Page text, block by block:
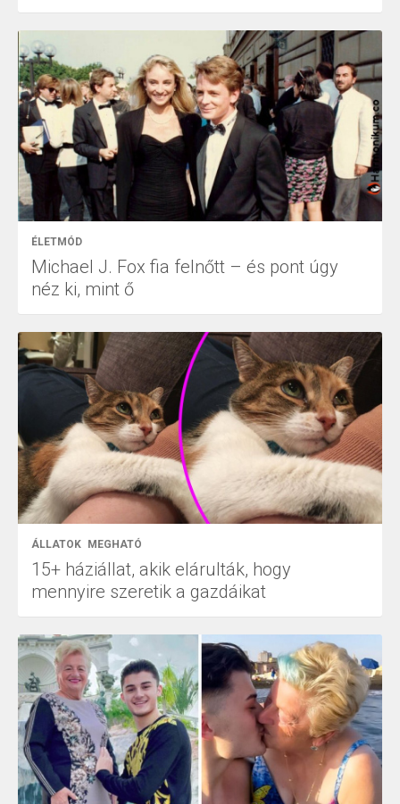
ÉLETMÓD
Michael J. Fox fia felnőtt – és pont úgy
néz ki, mint ő
ÁLLATOK MEGHATÓ
15+ háziállat, akik elárulták, hogy
mennyire szeretik a gazdáikat